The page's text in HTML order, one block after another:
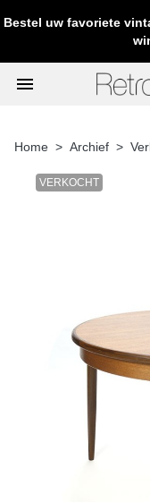
Bestel uw favoriete
menu
Home Archief
VERKOCHT